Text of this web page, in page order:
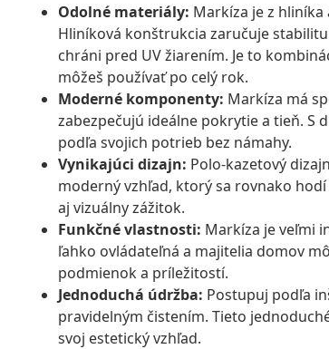
Odolné materiály: Markíza je z
Hliníková konštrukcia zaručuje
chráni pred UV žiarením. Je to
môžeš používať po celý rok.
Moderné komponenty: Markíza má
zabezpečujú ideálne pokrytie a tieň. S
podľa svojich potrieb bez námahy.
Vynikajúci dizajn: Polo-kazetový
moderný vzhľad, ktorý sa rovnako
aj vizuálny zážitok.
Funkčné vlastnosti: Markíza je veľmi
ľahko ovládateľná a majitelia domov
podmienok a príležitostí.
Jednoduchá údržba: Postupuj podľa
pravidelným čistením. Tieto
svoj estetický vzhľad.